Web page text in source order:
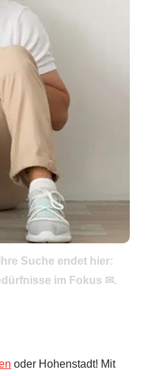
Suche endet hier:
im Fokus ✉.
oder Hohenstadt! Mit